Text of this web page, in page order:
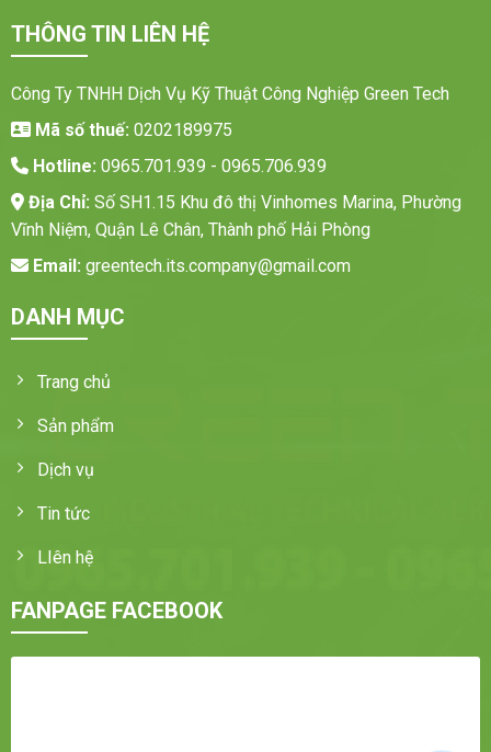
THÔNG TIN LIÊN HỆ
Công Ty TNHH Dịch Vụ Kỹ Thuật Công Nghiệp Green Tech
Mã số thuế: 0202189975
Hotline: 0965.701.939 - 0965.706.939
Địa Chỉ: Số SH1.15 Khu đô thị Vinhomes Marina, Phường
Vĩnh Niệm, Quận Lê Chân, Thành phố Hải Phòng
Email: greentech.its.company@gmail.com
DANH MỤC
Trang chủ
Sản phẩm
Dịch vụ
Tin tức
LIên hệ
FANPAGE FACEBOOK